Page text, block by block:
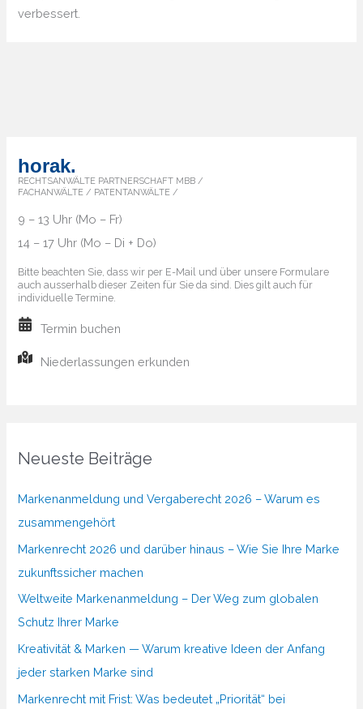
verbessert.
horak.
RECHTSANWÄLTE PARTNERSCHAFT MBB /
FACHANWÄLTE / PATENTANWÄLTE /
9 – 13 Uhr (Mo – Fr)
14 – 17 Uhr (Mo – Di + Do)
Bitte beachten Sie, dass wir per E-Mail und über unsere Formulare
auch ausserhalb dieser Zeiten für Sie da sind. Dies gilt auch für
individuelle Termine.
Termin buchen
Niederlassungen erkunden
Neueste Beiträge
Markenanmeldung und Vergaberecht 2026 – Warum es
zusammengehört
Markenrecht 2026 und darüber hinaus – Wie Sie Ihre Marke
zukunftssicher machen
Weltweite Markenanmeldung – Der Weg zum globalen
Schutz Ihrer Marke
Kreativität & Marken — Warum kreative Ideen der Anfang
jeder starken Marke sind
Markenrecht mit Frist: Was bedeutet „Priorität“ bei